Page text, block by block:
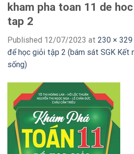
kham pha toan 11 de
tap 2
Published 12/07/2023 at 230 × 329
để học giỏi tập 2 (bám sát SGK Kết
sống)